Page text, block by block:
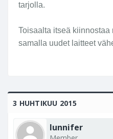
tarjolla.
Toisaalta itseä kiinnostaa
samalla uudet laitteet
3 HUHTIKUU 2015
lunnifer